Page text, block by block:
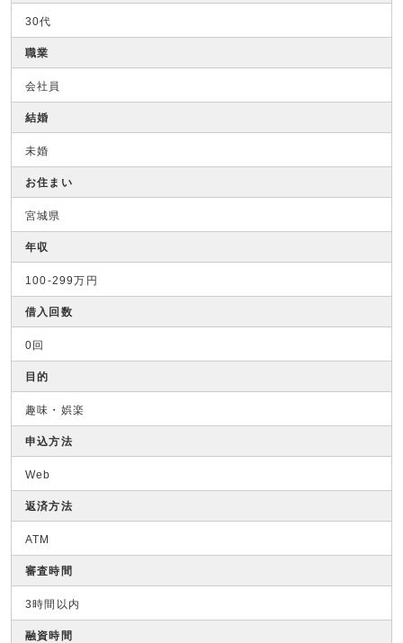
30代
職業
会社員
結婚
未婚
お住まい
宮城県
年収
100-299万円
借入回数
0回
目的
趣味・娯楽
申込方法
Web
返済方法
ATM
審査時間
3時間以内
融資時間